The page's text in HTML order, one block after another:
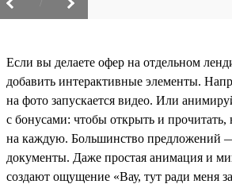
Если вы делаете офер на отдельном
добавить интерактивные элементы.
на фото запускается видео. Или
с бонусами: чтобы открыть и прочитать,
на каждую. Большинство предложений
документы. Даже простая анимация и
создают ощущение «Вау, тут ради меня